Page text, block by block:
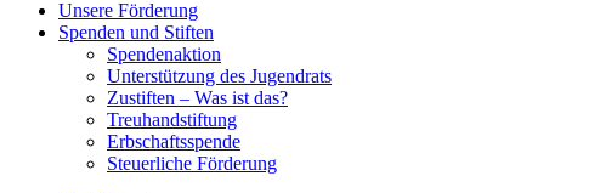
Unsere Förderung
Spenden und Stiften
Spendenaktion
Unterstützung des Jugendrats
Zustiften – Was ist das?
Treuhandstiftung
Erbschaftsspende
Steuerliche Förderung